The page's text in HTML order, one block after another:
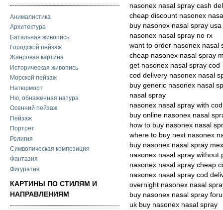
Анималистика
Архитектура
Батальная живопись
Городской пейзаж
Жанровая картина
Историческая живопись
Морской пейзаж
Натюрморт
Ню, обнаженная натура
Осенний пейзаж
Пейзаж
Портрет
Религия
Символическая композиция
Фантазия
Фигуратив
КАРТИНЫ ПО СТИЛЯМ И
НАПРАВЛЕНИЯМ
nasonex nasal spray cash
cheap discount nasonex
buy nasonex nasal spray usa
nasonex nasal spray no rx
want to order nasonex nasal
cheap nasonex nasal spray
get nasonex nasal spray cod
cod delivery nasonex nasal
buy generic nasonex nasal
nasal spray
nasonex nasal spray with cod
buy online nasonex nasal
how to buy nasonex nasal
where to buy next nasonex
buy nasonex nasal spray
nasonex nasal spray without
nasonex nasal spray cheap
nasonex nasal spray cod
overnight nasonex nasal
buy nasonex nasal spray
uk buy nasonex nasal spray